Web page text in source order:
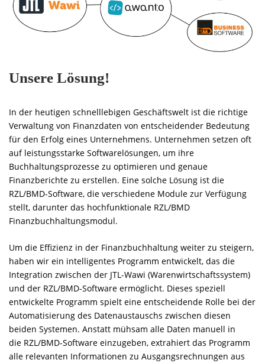
Unsere Lösung!
In der heutigen schnelllebigen Geschäftswelt ist die richtige
Verwaltung von Finanzdaten von entscheidender Bedeutung
für den Erfolg eines Unternehmens. Unternehmen setzen oft
auf leistungsstarke Softwarelösungen, um ihre
Buchhaltungsprozesse zu optimieren und genaue
Finanzberichte zu erstellen. Eine solche Lösung ist die
RZL/BMD-Software, die verschiedene Module zur Verfügung
stellt, darunter das hochfunktionale RZL/BMD
Finanzbuchhaltungsmodul.
Um die Effizienz in der Finanzbuchhaltung weiter zu steigern,
haben wir ein intelligentes Programm entwickelt, das die
Integration zwischen der JTL-Wawi (Warenwirtschaftssystem)
und der RZL/BMD-Software ermöglicht. Dieses speziell
entwickelte Programm spielt eine entscheidende Rolle bei der
Automatisierung des Datenaustauschs zwischen diesen
beiden Systemen. Anstatt mühsam alle Daten manuell in
die RZL/BMD-Software einzugeben, extrahiert das Programm
alle relevanten Informationen zu Ausgangsrechnungen aus